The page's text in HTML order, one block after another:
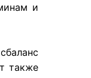
и
также